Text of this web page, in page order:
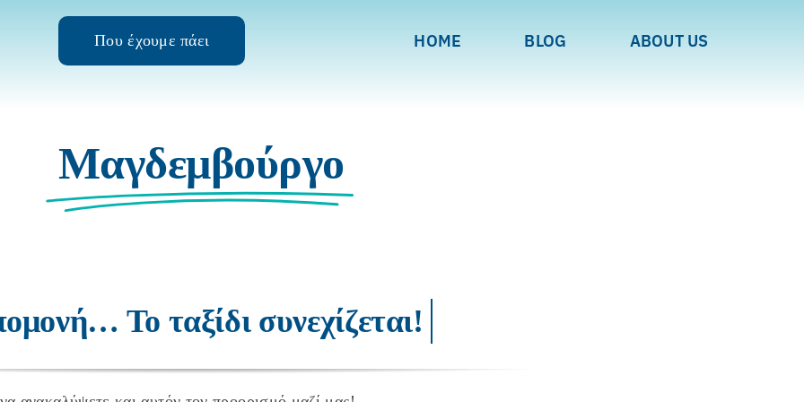
Που έχουμε πάει HOME BLOG ABOUT US
Μαγδεμβούργο